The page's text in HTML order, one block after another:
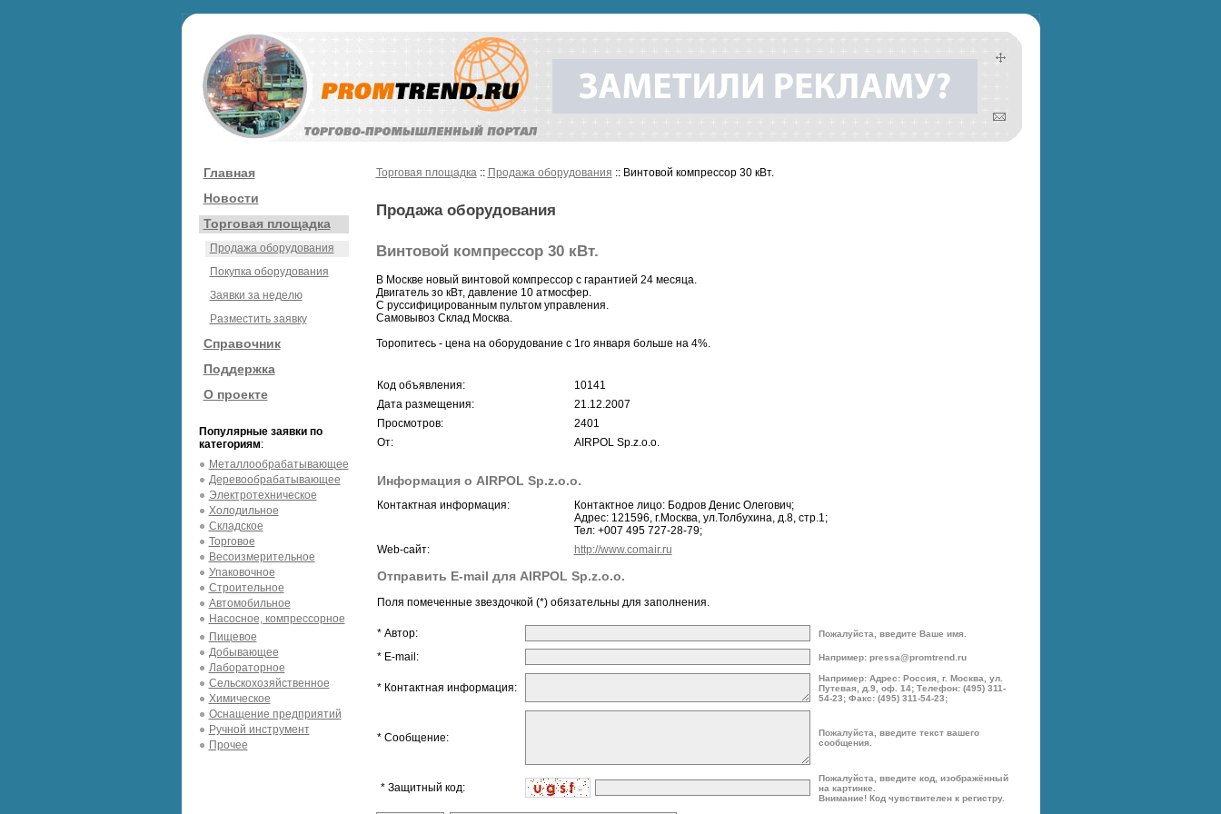
Главная
Новости
Торговая площадка
Продажа оборудования
Покупка оборудования
Заявки за неделю
Разместить заявку
Справочник
Поддержка
О проекте
Популярные заявки по
категориям:
Металлообрабатывающее
Деревообрабатывающее
Электротехническое
Холодильное
Складское
Торговое
Весоизмерительное
Упаковочное
Строительное
Автомобильное
Насосное, компрессорное
Пищевое
Добывающее
Лабораторное
Сельскохозяйственное
Химическое
Оснащение предприятий
Ручной инструмент
Прочее
Торговая площадка:: Продажа оборудования :: Винтовой компрессор 30 кВт.
Продажа оборудования
Винтовой компрессор 30 кВт.
В Москве новый винтовой компрессор с гарантией 24 месяца.
Двигатель зо кВт, давление 10 атмосфер.
С руссифицированным пультом управления.
Самовывоз Склад Москва.
Торопитесь - цена на оборудование с 1го января больше на 4%.
Код объявления:
10141
Дата размещения:
21.12.2007
Просмотров:
2401
От:
AIRPOL Sp.z.o.o.
Информация о AIRPOL Sp.z.o.o.
Контактная информация:
Контактное лицо: Бодров Денис Олегович;
Адрес: 121596, г.Москва, ул.Толбухина, д.8, стр.1;
Тел: +007 495 727-28-79;
Web-сайт:
http://www.comair.ru
Отправить E-mail для AIRPOL Sp.z.o.o.
Поля помеченные звездочкой (*) обязательны для заполнения.
* Автор: Пожалуйста, введите Ваше имя.
* E-mail: Например: pressa@promtrend.ru
* Контактная информация:
Например: Адрес: Россия, г. Москва, ул.
Путевая, д.9, оф. 14; Телефон: (495) 311-
54-23; Факс: (495) 311-54-23;
* Сообщение:
Пожалуйста, введите текст вашего
сообщения.
* Защитный код:
Пожалуйста, введите код, изображённый
на картинке.
Внимание! Код чувствителен к регистру.